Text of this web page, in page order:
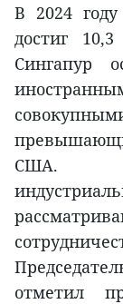
В 2024
достиг
Сингапур
США.
отметил